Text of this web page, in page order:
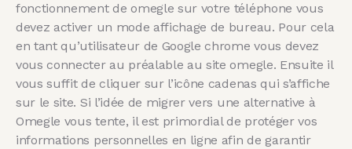
fonctionnement de omegle sur votre téléphone vous
devez activer un mode affichage de bureau. Pour cela
en tant qu’utilisateur de Google chrome vous devez
vous connecter au préalable au site omegle. Ensuite il
vous suffit de cliquer sur l’icône cadenas qui s’affiche
sur le site. Si l’idée de migrer vers une alternative à
Omegle vous tente, il est primordial de protéger vos
informations personnelles en ligne afin de garantir